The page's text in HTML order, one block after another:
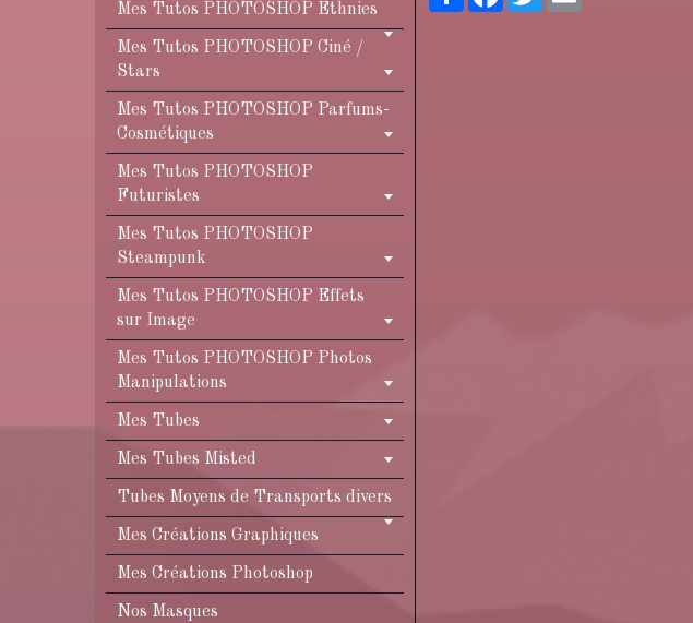
Mes Tutos PHOTOSHOP Ethnies
Mes Tutos PHOTOSHOP Ciné /
Stars
Mes Tutos PHOTOSHOP Parfums-
Cosmétiques
Mes Tutos PHOTOSHOP
Futuristes
Mes Tutos PHOTOSHOP
Steampunk
Mes Tutos PHOTOSHOP Effets
sur Image
Mes Tutos PHOTOSHOP Photos
Manipulations
Mes Tubes
Mes Tubes Misted
Tubes Moyens de Transports divers
Mes Créations Graphiques
Mes Créations Photoshop
Nos Masques